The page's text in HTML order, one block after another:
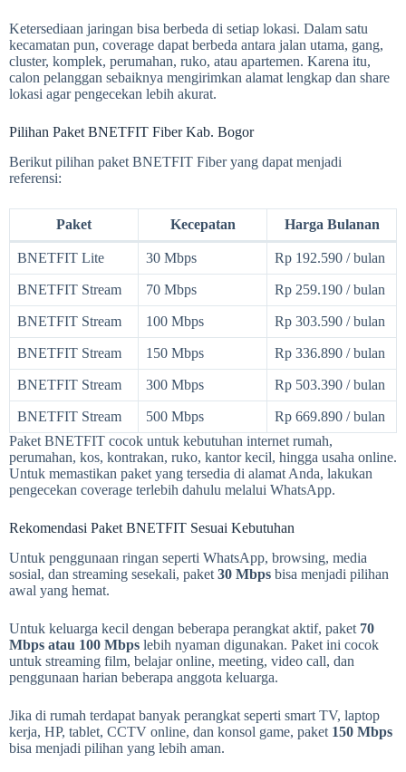
Ketersediaan jaringan bisa berbeda di setiap lokasi. Dalam satu
kecamatan pun, coverage dapat berbeda antara jalan utama, gang,
cluster, komplek, perumahan, ruko, atau apartemen. Karena itu,
calon pelanggan sebaiknya mengirimkan alamat lengkap dan share
lokasi agar pengecekan lebih akurat.
Pilihan Paket BNETFIT Fiber Kab. Bogor
Berikut pilihan paket BNETFIT Fiber yang dapat menjadi
referensi:
Paket Kecepatan Harga Bulanan
BNETFIT Lite 30 Mbps Rp 192.590 / bulan
BNETFIT Stream 70 Mbps Rp 259.190 / bulan
BNETFIT Stream 100 Mbps Rp 303.590 / bulan
BNETFIT Stream 150 Mbps Rp 336.890 / bulan
BNETFIT Stream 300 Mbps Rp 503.390 / bulan
BNETFIT Stream 500 Mbps
Rp 669.890 / bulan
Paket BNETFIT cocok untuk kebutuhan internet rumah,
perumahan, kos, kontrakan, ruko, kantor kecil, hingga usaha online.
Untuk memastikan paket yang tersedia di alamat Anda, lakukan
pengecekan coverage terlebih dahulu melalui WhatsApp.
Rekomendasi Paket BNETFIT Sesuai Kebutuhan
Untuk penggunaan ringan seperti WhatsApp, browsing, media
sosial, dan streaming sesekali, paket 30 Mbps bisa menjadi pilihan
awal yang hemat.
Untuk keluarga kecil dengan beberapa perangkat aktif, paket 70
Mbps atau 100 Mbps lebih nyaman digunakan. Paket ini cocok
untuk streaming film, belajar online, meeting, video call, dan
penggunaan harian beberapa anggota keluarga.
Jika di rumah terdapat banyak perangkat seperti smart TV, laptop
kerja, HP, tablet, CCTV online, dan konsol game, paket 150 Mbps
bisa menjadi pilihan yang lebih aman.